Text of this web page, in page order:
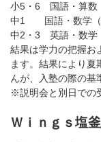
小5・6 国語・算数
中1 国語・数学（
中2・3 英語・数学
結果は学力の把握お
ます。結果により
んが、入塾の際の基
※説明会と別日での
Ｗｉｎｇｓ塩